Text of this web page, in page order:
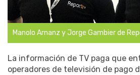
Manolo Arnanz y Jorge Gambier de
La información de TV paga que
operadores de televisión de pago